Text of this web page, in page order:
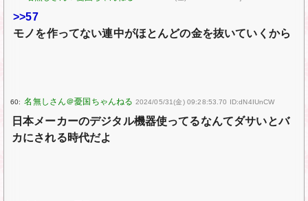
>>57
モノを作ってない連中がほとんどの金を抜いていくから
60: 2024/05/31(金) 09:28:53.70 ID:dN4IUnCW
日本メーカーのデジタル機器使ってるなんてダサいとバ
カにされる時代だよ